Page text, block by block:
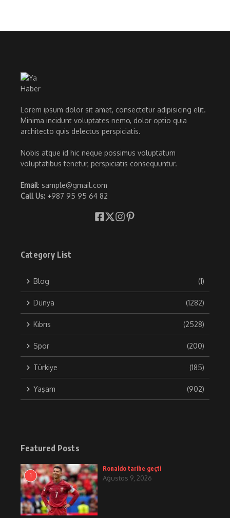
Lorem ipsum dolor sit amet, consectetur adipisicing elit.
Minima incidunt voluptates nemo, dolor optio quia
architecto quis delectus perspiciatis.
Nobis atque id hic neque possimus voluptatum
voluptatibus tenetur, perspiciatis consequuntur.
Email: sample@gmail.com
Call Us: +987 95 95 64 82
Category List
Blog (1)
Dünya (1282)
Kıbrıs (2528)
Spor (200)
Türkiye (185)
Yaşam (902)
Featured Posts
1
Ronaldo tarihe geçti
Ağustos 9, 2026